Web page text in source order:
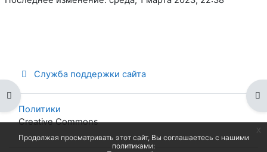
Продолжая просматривать этот сайт, Вы соглашаетесь с нашими
политиками:
Открыть оглавление курса
Служба поддержки сайта
Политики
Creative Commons